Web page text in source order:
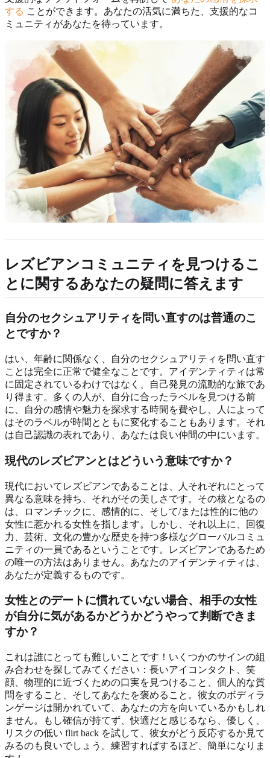
する ことができます。あなたの活気に満ちた、支援的なコ
ミュニティがあなたを待っています。
レズビアンコミュニティを見つけるこ
とに関するあなたの疑問に答えます
自分のセクシュアリティを問い直すのは普通のこ
とですか？
はい、年齢に関係なく、自分のセクシュアリティを問い直す
ことは完全に正常で健全なことです。アイデンティティは常
に固定されているわけではなく、自己発見の流動的な旅であ
り得ます。多くの人が、自分に合ったラベルを見つける前
に、自分の感情や魅力を探求する時間を費やし、人によって
はそのラベルが時間とともに変化することもあります。それ
は自己認識の表れであり、あなたは良い仲間の中にいます。
現代のレズビアンとはどういう意味ですか？
現代においてレズビアンであることは、人それぞれにとって
異なる意味を持ち、それがその美しさです。その核となるの
は、ロマンチックに、感情的に、そして/または性的に他の
女性に惹かれる女性を指します。しかし、それ以上に、回復
力、芸術、文化の豊かな歴史を持つ多様なグローバルコミュ
ニティの一員であるということです。レズビアンであるため
の唯一の方法はありません。あなたのアイデンティティは、
あなたが定義するものです。
女性とのデートに慣れていない場合、相手の女性
が自分に気があるかどうかどうやって判断できま
すか？
これは誰にとっても難しいことです！いくつかのサインの組
み合わせを探してみてください：長いアイコンタクト、笑
顔、物理的に近づくための口実を見つけること、個人的な質
問をすること、そしてあなたを褒めること。彼女のボディラ
ンゲージは開かれていて、あなたの方を向いているかもしれ
ません。もし確信が持てず、快適だと感じるなら、優しく、
リスクの低い flirt back を試して、彼女がどう反応するか見て
みるのも良いでしょう。練習すればするほど、簡単になりま